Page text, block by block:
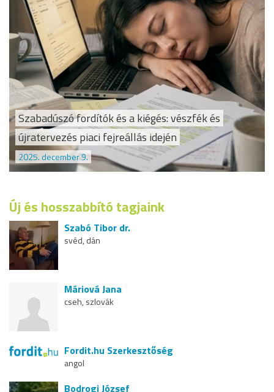
Szabadúszó fordítók és a kiégés: vészfék és
újratervezés piaci fejreállás idején
2025. december 9.
Új és hosszabbító tagjaink
Szabó Tibor dr.
svéd, dán
Máriová Jana
cseh, szlovák
Fordit.hu Szerkesztőség
angol
Bodrogi József